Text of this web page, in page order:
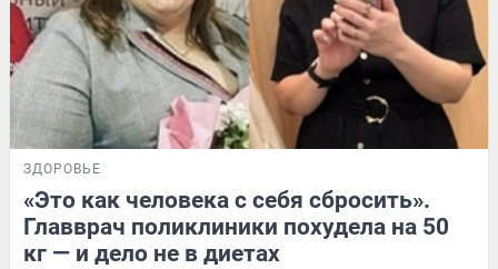
ЗДОРОВЬЕ
«Это как человека с себя сбросить».
Главврач поликлиники похудела на 50
кг — и дело не в диетах